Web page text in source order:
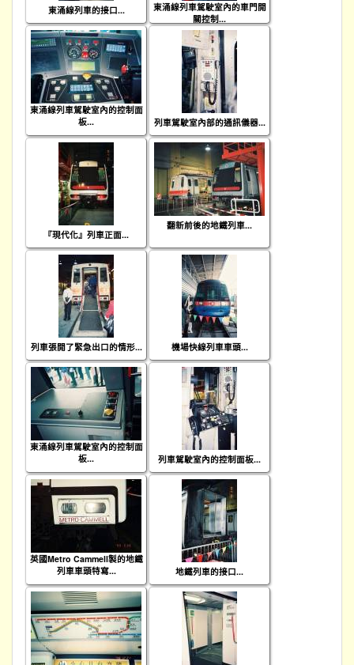
東涌線列車的接口...
東涌線列車駕駛室內的車門開
關控制...
東涌線列車駕駛室內的控制面
板...
列車駕駛室內部的通訊儀器...
『現代化』列車正面...
翻新前後的地鐵列車...
列車張開了緊急出口的情形... 機場快線列車車頭...
東涌線列車駕駛室內的控制面
板...
列車駕駛室內的控制面板...
英國Metro Cammell製的地鐵
列車車頭特寫...
地鐵列車的接口...